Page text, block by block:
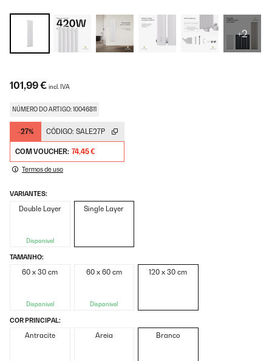
+2
101,99 € incl. IVA
NÚMERO DO ARTIGO: 10046811
-27% CÓDIGO: SALE27P
COM VOUCHER: 74,45 €
Termos de uso
VARIANTES:
Double Layer
Disponível
Single Layer
TAMANHO:
60 x 30 cm
Disponível
60 x 60 cm
Disponível
120 x 30 cm
COR PRINCIPAL:
Antracite Areia Branco